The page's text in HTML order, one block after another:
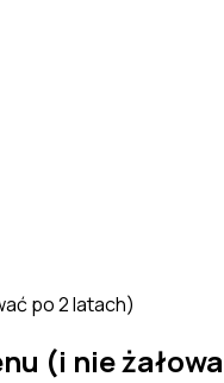
po 2 latach)
(i nie